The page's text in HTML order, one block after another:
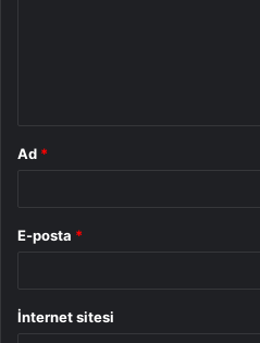
Ad *
E-posta *
İnternet sitesi